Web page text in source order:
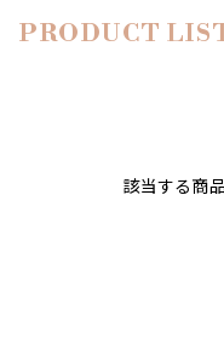
PRODUCT
該当する商